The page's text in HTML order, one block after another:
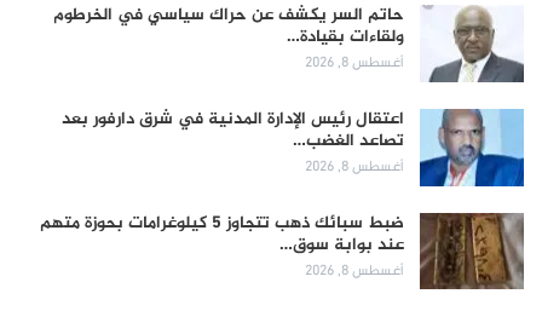
حاتم السر يكشف عن حراك سياسي في الخرطوم
ولقاءات بقيادة…
أغسطس 8, 2026
اعتقال رئيس الإدارة المدنية في شرق دارفور بعد
تصاعد الغضب…
أغسطس 8, 2026
ضبط سبائك ذهب تتجاوز 5 كيلوغرامات بحوزة متهم
عند بوابة سوق…
أغسطس 8, 2026